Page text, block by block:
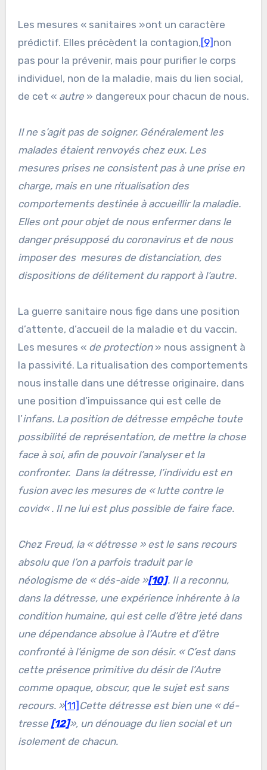
Les mesures « sanitaires »ont un caractère
prédictif. Elles précèdent la contagion,[9] non
pas pour la prévenir, mais pour purifier le corps
individuel, non de la maladie, mais du lien social,
de cet «autre» dangereux pour chacun de nous.
Il ne s’agit pas de soigner. Généralement les
malades étaient renvoyés chez eux. Les
mesures prises ne consistent pas à une prise en
charge, mais en une ritualisation des
comportements destinée à accueillir la maladie.
Elles ont pour objet de nous enfermer dans le
danger présupposé du coronavirus et de nous
imposer des mesures de distanciation, des
dispositions de délitement du rapport à l’autre.
La guerre sanitaire nous fige dans une position
d’attente, d’accueil de la maladie et du vaccin.
Les mesures « de protection» nous assignent à
la passivité. La ritualisation des comportements
nous installe dans une détresse originaire, dans
une position d’impuissance qui est celle de
l’infans. La position de détresseempêche toute
possibilité de représentation, de mettre la chose
face à soi, afin de pouvoir l’analyser et la
confronter. Dans la détresse, l’individu est en
fusion avec les mesures de «lutte contre le
covid« . Il ne lui est plus possible de faire face.
Chez Freud, la «détresse » est le sans recours
absolu que l’on a parfois traduit par le
néologisme de «dés-aide»[10]. Il a reconnu,
dans la détresse, une expérience inhérente à la
condition humaine, qui est celle d’être jeté dans
une dépendance absolue à l’Autre et d’être
confronté à l’énigme de son désir. « C’est dans
cette présence primitive du désir de l’Autre
comme opaque, obscur, que le sujet est sans
recours.»[11] Cette détresse est bien une «dé-
tresse [12]», un dénouage du lien social et un
isolement de chacun.